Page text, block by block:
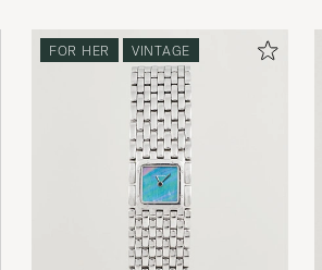
FOR HER VINTAGE